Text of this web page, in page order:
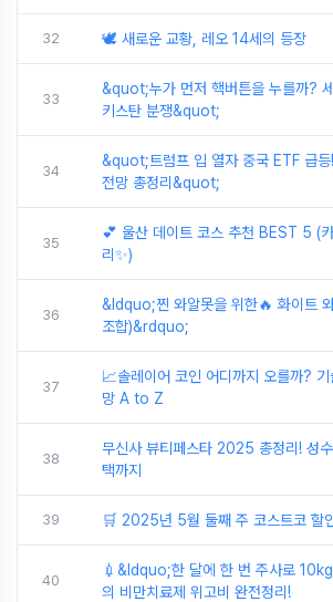
32 🕊️ 새로운 교황, 레오 14세의 등장
33
&quot;누가 먼저 핵버튼을 누를까?
키스탄 분쟁&quot;
34
&quot;트럼프 입 열자 중국 ETF 급등
전망 총정리&quot;
35
💕 울산 데이트 코스 추천 BEST 5 (
리✨)
36
&ldquo;찐 와알못을 위한🔥 화이트
조합)&rdquo;
37
📈솔레이어 코인 어디까지 오를까?
망 A to Z
38
무신사 뷰티페스타 2025 총정리! 성
택까지
39 🛒 2025년 5월 둘째 주 코스트코 할
40
💉&ldquo;한 달에 한 번 주사로
의 비만치료제 위고비 완전정리!